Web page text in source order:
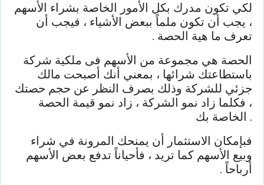
لكي تكون مدرك بكل الأمور الخاصة بشراء الأسهم
، يجب أن تكون ملماً ببعض الأشياء ، فيجب أن
تعرف ما هية الحصة .
الحصة هي مجموعة من الأسهم فى ملكية شركة
باستطاعتك شرائها ، بمعني أنك أصبحت مالك
جزئي للشركة وذلك بصرف النظر عن حجم حصتك
، فكلما زاد نمو الشركة ، زاد نمو قيمة الحصة
الخاصة بك .
فبإمكان الاستثمار أن يمنحك المرونة في شراء
وبيع الأسهم كما تريد ، فأحياناً تدفع بعض الأسهم
أرباحاً .